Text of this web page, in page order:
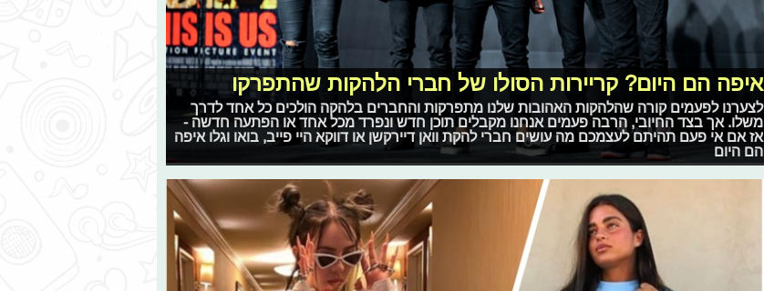
איפה הם היום? קריירות הסולו של חברי הלהקות שהתפרקו
לצערנו לפעמים קורה שהלהקות האהובות שלנו מתפרקות והחברים בלהקה הולכים כל אחד לדרך
משלו. אך בצד החיובי, הרבה פעמים אנחנו מקבלים תוכן חדש ונפרד מכל אחד או הפתעה חדשה -
אז אם אי פעם תהיתם לעצמכם מה עושים חברי להקת וואן דיירקשן או דווקא היי פייב, בואו וגלו איפה
הם היום